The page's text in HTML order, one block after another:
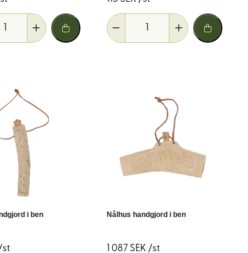
priser.
minskat materialavfall.
i ben
st
Nålhus handgjord i ben
1 087 SEK /st